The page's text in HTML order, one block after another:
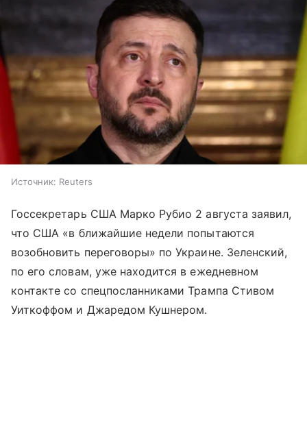
Источник: Reuters
Госсекретарь США Марко Рубио 2 августа заявил,
что США «в ближайшие недели попытаются
возобновить переговоры» по Украине. Зеленский,
по его словам, уже находится в ежедневном
контакте со спецпосланниками Трампа Стивом
Уиткоффом и Джаредом Кушнером.